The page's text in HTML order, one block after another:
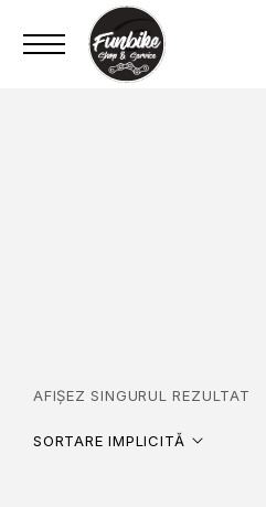
AFIȘEZ SINGURUL REZULTAT
SORTARE IMPLICITĂ